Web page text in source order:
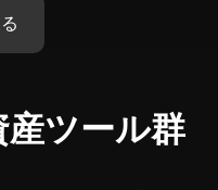
ツール群